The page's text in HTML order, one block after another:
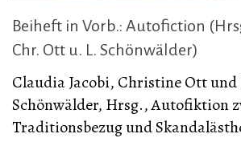
Beiheft in Vorb.: Autofiction
Chr. Ott u. L. Schönwälder)
Claudia Jacobi, Christine Ott und
Schönwälder, Hrsg., Autofiktion
Traditionsbezug und